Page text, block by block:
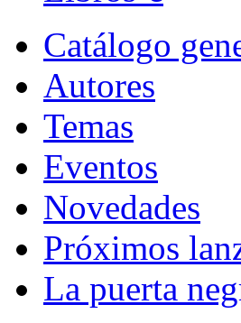
Catálogo
Autores
Temas
Eventos
Novedades
Próximos
La puerta